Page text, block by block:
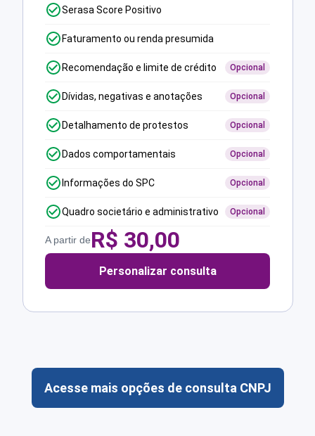
Serasa Score Positivo
Faturamento ou renda presumida
Recomendação e limite de crédito Opcional
Dívidas, negativas e anotações Opcional
Detalhamento de protestos Opcional
Dados comportamentais Opcional
Informações do SPC Opcional
Quadro societário e administrativo Opcional
A partir deR$ 30,00
Personalizar consulta
Acesse mais opções de consulta CNPJ